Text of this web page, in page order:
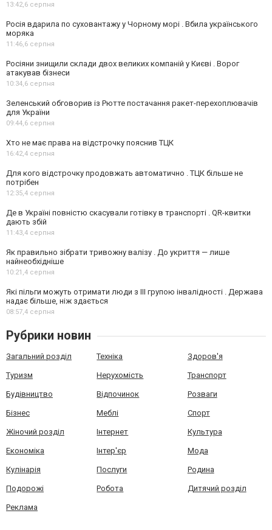
13:42,6 серпня
Росія вдарила по суховантажу у Чорному морі . Вбила українського
моряка
11:46,6 серпня
Росіяни знищили склади двох великих компаній у Києві . Ворог
атакував бізнеси
10:34,6 серпня
Зеленський обговорив із Рютте постачання ракет-перехоплювачів
для України
09:44,6 серпня
Хто не має права на відстрочку пояснив ТЦК
16:42,4 серпня
Для кого відстрочку продовжать автоматично . ТЦК більше не
потрібен
12:35,4 серпня
Де в Україні повністю скасували готівку в транспорті . QR-квитки
дають збій
11:43,4 серпня
Як правильно зібрати тривожну валізу . До укриття — лише
найнеобхідніше
10:21,4 серпня
Які пільги можуть отримати люди з III групою інвалідності . Держава
надає більше, ніж здається
08:57,4 серпня
Рубрики новин
Загальний розділ Техніка Здоров'я
Туризм Нерухомість Транспорт
Будівництво Відпочинок Розваги
Бізнес Меблі Спорт
Жіночий розділ Інтернет Культура
Економіка Інтер'єр Мода
Кулінарія Послуги Родина
Подорожі Робота Дитячий розділ
Реклама